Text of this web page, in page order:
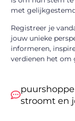
met
Registreer je
jouw unieke
informeren,
verdienen het om
stroomt en